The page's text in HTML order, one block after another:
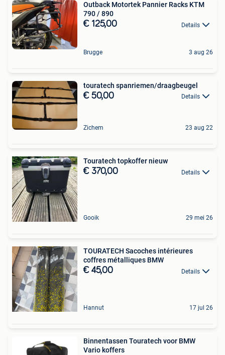
Outback Motortek Pannier Racks KTM
790 / 890
€ 125,00 Details
Brugge 3 aug 26
touratech spanriemen/draagbeugel
€ 50,00 Details
Zichem 23 aug 22
Touratech topkoffer nieuw
€ 370,00 Details
Gooik 29 mei 26
TOURATECH Sacoches intérieures
coffres métalliques BMW
€ 45,00 Details
Hannut 17 jul 26
Binnentassen Touratech voor BMW
Vario koffers